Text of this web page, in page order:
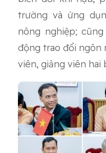
trường và ứng
nông nghiệp;
động trao đổi ngôn
viên, giảng viên hai